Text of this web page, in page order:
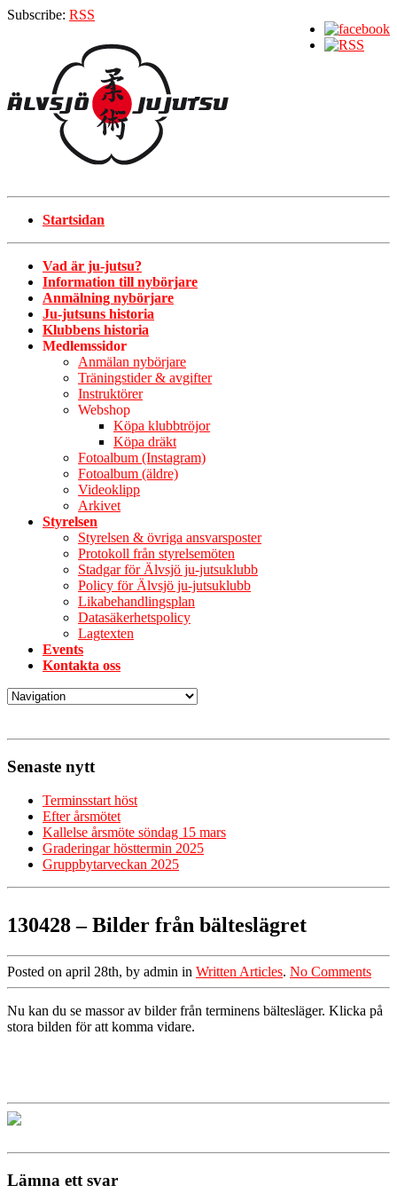
Subscribe: RSS
Startsidan
Vad är ju-jutsu?
Information till nybörjare
Anmälning nybörjare
Ju-jutsuns historia
Klubbens historia
Medlemssidor
Anmälan nybörjare
Träningstider & avgifter
Instruktörer
Webshop
Köpa klubbtröjor
Köpa dräkt
Fotoalbum (Instagram)
Fotoalbum (äldre)
Videoklipp
Arkivet
Styrelsen
Styrelsen & övriga ansvarsposter
Protokoll från styrelsemöten
Stadgar för Älvsjö ju-jutsuklubb
Policy för Älvsjö ju-jutsuklubb
Likabehandlingsplan
Datasäkerhetspolicy
Lagtexten
Events
Kontakta oss
Senaste nytt
Terminsstart höst
Efter årsmötet
Kallelse årsmöte söndag 15 mars
Graderingar hösttermin 2025
Gruppbytarveckan 2025
130428 – Bilder från bälteslägret
Posted on april 28th, by admin in Written Articles. No Comments
Nu kan du se massor av bilder från terminens bältesläger. Klicka på
stora bilden för att komma vidare.
Lämna ett svar